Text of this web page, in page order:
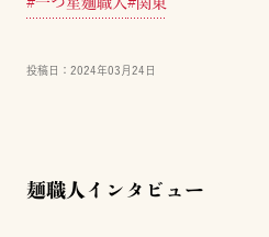
投稿日： 2024年03月24日
麺職人インタビュー